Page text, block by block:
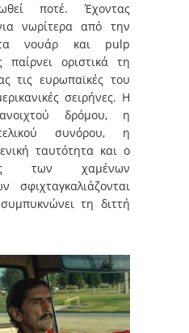
ποτέ. Έχοντας
νωρίτερα από την
νουάρ και pulp
οριστικά τη
τις ευρωπαϊκές του
σειρήνες. Η
δρόμου, η
συνόρου, η
ταυτότητα και ο
των χαμένων
σφιχταγκαλιάζονται
τη διττή